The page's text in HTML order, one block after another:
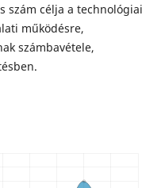
szám célja a technológiai
működésre,
számbavétele,